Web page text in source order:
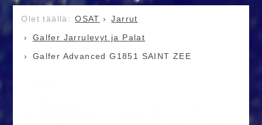
OSAT
Jarrut
Galfer Jarrulevyt ja Palat
Galfer Advanced G1851 SAINT ZEE